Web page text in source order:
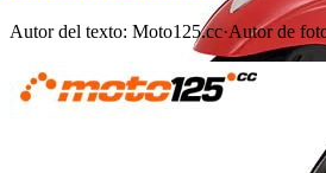
Autor del texto: Moto125.cc·Autor de